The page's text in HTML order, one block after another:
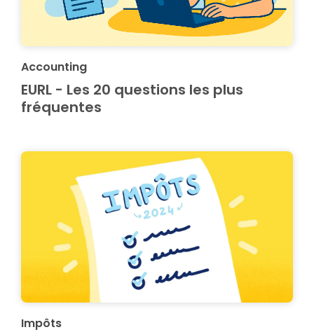
Accounting
EURL - Les 20 questions les plus
fréquentes
Impôts